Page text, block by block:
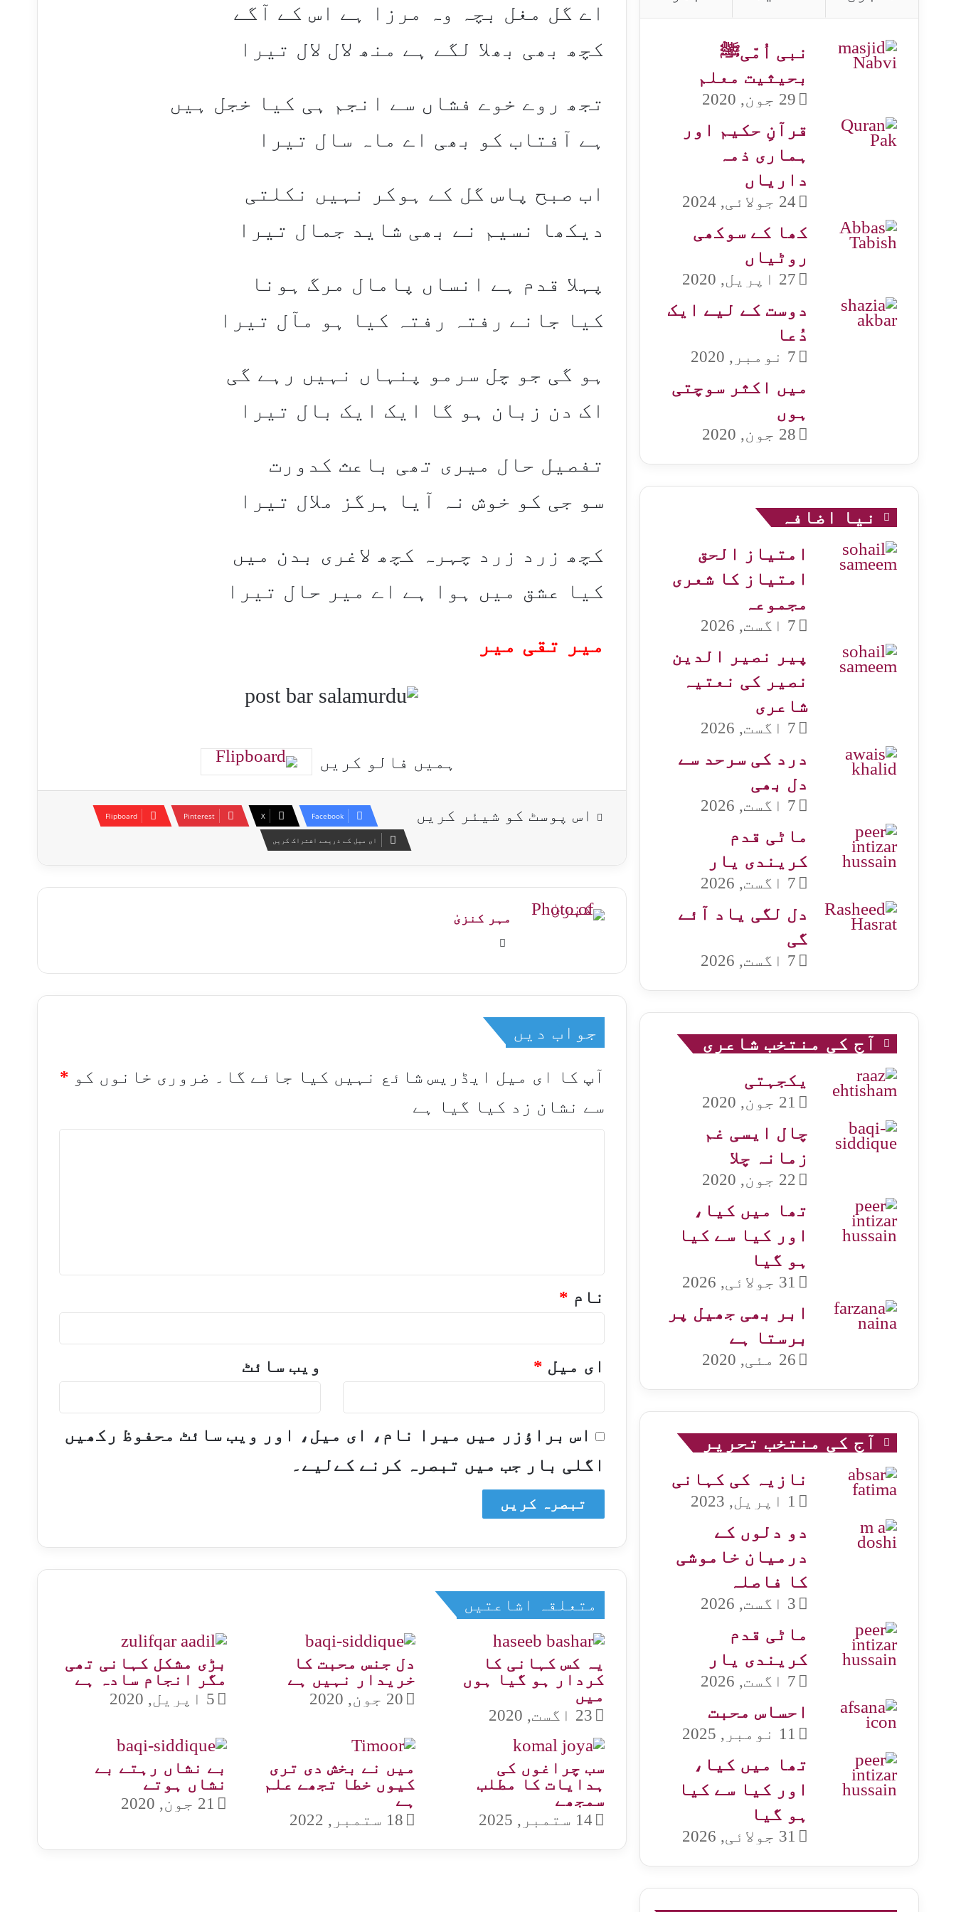
اے گل مغل بچہ وہ مرزا ہے اس کے آگے
کچھ بھی بھلا لگے ہے منھ لال لال تیرا
تجھ روے خوے فشاں سے انجم ہی کیا خجل ہیں
ہے آفتاب کو بھی اے ماہ سال تیرا
اب صبح پاس گل کے ہوکر نہیں نکلتی
دیکھا نسیم نے بھی شاید جمال تیرا
پہلا قدم ہے انساں پامال مرگ ہونا
کیا جانے رفتہ رفتہ کیا ہو مآل تیرا
ہو گی جو چل سرمو پنہاں نہیں رہے گی
اک دن زبان ہو گا ایک ایک بال تیرا
تفصیل حال میری تھی باعث کدورت
سو جی کو خوش نہ آیا ہرگز ملال تیرا
کچھ زرد زرد چہرہ کچھ لاغری بدن میں
کیا عشق میں ہوا ہے اے میر حال تیرا
میر تقی میر
ہمیں فالو کریں
اس پوسٹ کو شیئر کریں Facebook
X
Pinterest
Flipboard
ای میل کے ذریعے اشتراک کریں
مہر کنزیٰ
جواب دیں
آپ کا ای میل ایڈریس شائع نہیں کیا جائے گا۔ ضروری خانوں کو *
سے نشان زد کیا گیا ہے
نام *
ای میل * ویب‌ سائٹ
اس براؤزر میں میرا نام، ای میل، اور ویب سائٹ محفوظ رکھیں
اگلی بار جب میں تبصرہ کرنے کےلیے۔
متعلقہ اشاعتیں
یہ کس کہانی کا
کردار ہو گیا ہوں
میں
23 اگست, 2020
دل جنس محبت کا
خریدار نہیں ہے
20 جون, 2020
بڑی مشکل کہانی تھی
مگر انجام سادہ ہے
5 اپریل, 2020
سب چراغوں کی
ہدایات کا مطلب
سمجھے
14 ستمبر, 2025
میں نے بخش دی تری
کیوں خطا تجھے علم
ہے
18 ستمبر, 2022
بے نشاں رہتے بے
نشاں ہوتے
21 جون, 2020
نبی اُمّیﷺ
بحیثیت معلم
29 جون, 2020
قرآنِ حکیم اور
ہماری ذمہ
داریاں
24 جولائی, 2024
کھا کے سوکھی
روٹیاں
27 اپریل, 2020
دوست کے لیے ایک
دُعا
7 نومبر, 2020
میں اکثر سوچتی
ہوں
28 جون, 2020
نیا اضافہ
امتیاز الحق
امتیاز کا شعری
مجموعہ
7 اگست, 2026
پیر نصیر الدین
نصیر کی نعتیہ
شاعری
7 اگست, 2026
درد کی سرحد سے
دل بھی
7 اگست, 2026
ماٹی قدم
کریندی یار
7 اگست, 2026
دل لگی یاد آئے
گی
7 اگست, 2026
آج کی منتخب شاعری
یکجہتی
21 جون, 2020
چال ایسی غم
زمانہ چلا
22 جون, 2020
تھا میں کیا،
اور کیا سے کیا
ہو گیا
31 جولائی, 2026
ابر بھی جھیل پر
برستا ہے
26 مئی, 2020
آج کی منتخب تحریر
نازیہ کی کہانی
1 اپریل, 2023
دو دلوں کے
درمیان خاموشی
کا فاصلہ
3 اگست, 2026
ماٹی قدم
کریندی یار
7 اگست, 2026
احساس محبت
11 نومبر, 2025
تھا میں کیا،
اور کیا سے کیا
ہو گیا
31 جولائی, 2026